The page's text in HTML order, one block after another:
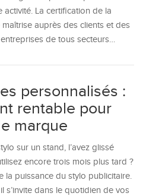
activité. La certification de la
auprès des clients et des
de tous secteurs…
personnalisés :
rentable pour
marque
sur un stand, l’avez glissé
encore trois mois plus tard ?
la puissance du stylo publicitaire.
s’invite dans le quotidien de vos